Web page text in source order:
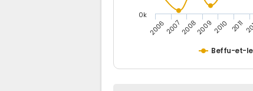
Beffu-et-
20062007200820092010 2011
0k